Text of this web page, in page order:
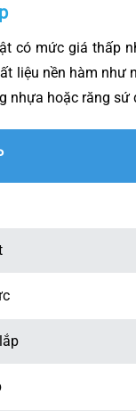
có mức giá thấp
liệu nền hàm như
nhựa hoặc răng sứ